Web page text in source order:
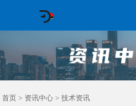
首页
GEO常见问题
GEO优化
海外GEO
网络营销
企业培训
软件开发
政策申报
资讯中心
关于我们
首页 > 资讯中心 >技术资讯